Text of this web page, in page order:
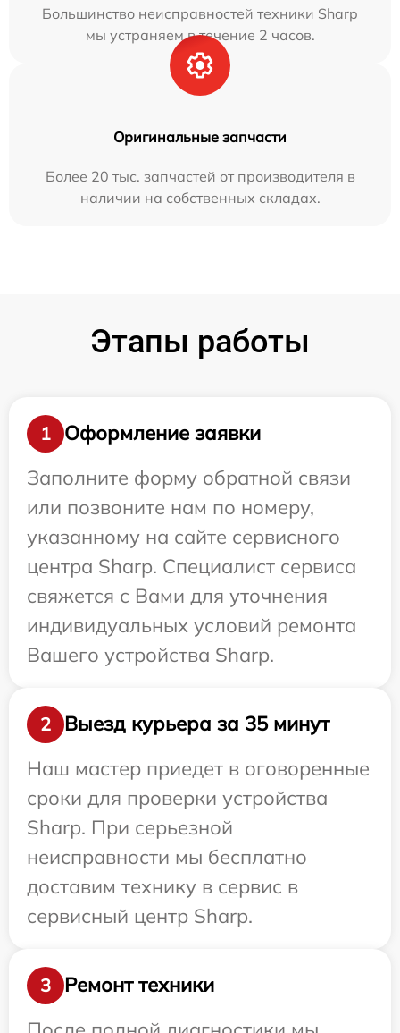
Большинство неисправностей техники Sharp
мы устраняем в течение 2 часов.
Оригинальные запчасти
Более 20 тыс. запчастей от производителя в
наличии на собственных складах.
Этапы работы
1
Оформление заявки
Заполните форму обратной связи
или позвоните нам по номеру,
указанному на сайте сервисного
центра Sharp. Специалист сервиса
свяжется с Вами для уточнения
индивидуальных условий ремонта
Вашего устройства Sharp.
2
Выезд курьера за 35 минут
Наш мастер приедет в оговоренные
сроки для проверки устройства
Sharp. При серьезной
неисправности мы бесплатно
доставим технику в сервис в
сервисный центр Sharp.
3
Ремонт техники